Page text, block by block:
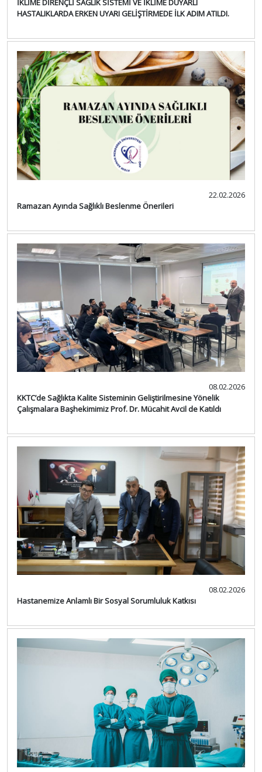
İKLİME DİRENÇLİ SAĞLIK SİSTEMİ VE İKLİME DUYARLI
HASTALIKLARDA ERKEN UYARI GELİŞTİRMEDE İLK ADIM ATILDI.
22.02.2026
Ramazan Ayında Sağlıklı Beslenme Önerileri
08.02.2026
KKTC’de Sağlıkta Kalite Sisteminin Geliştirilmesine Yönelik
Çalışmalara Başhekimimiz Prof. Dr. Mücahit Avcil de Katıldı
08.02.2026
Hastanemize Anlamlı Bir Sosyal Sorumluluk Katkısı